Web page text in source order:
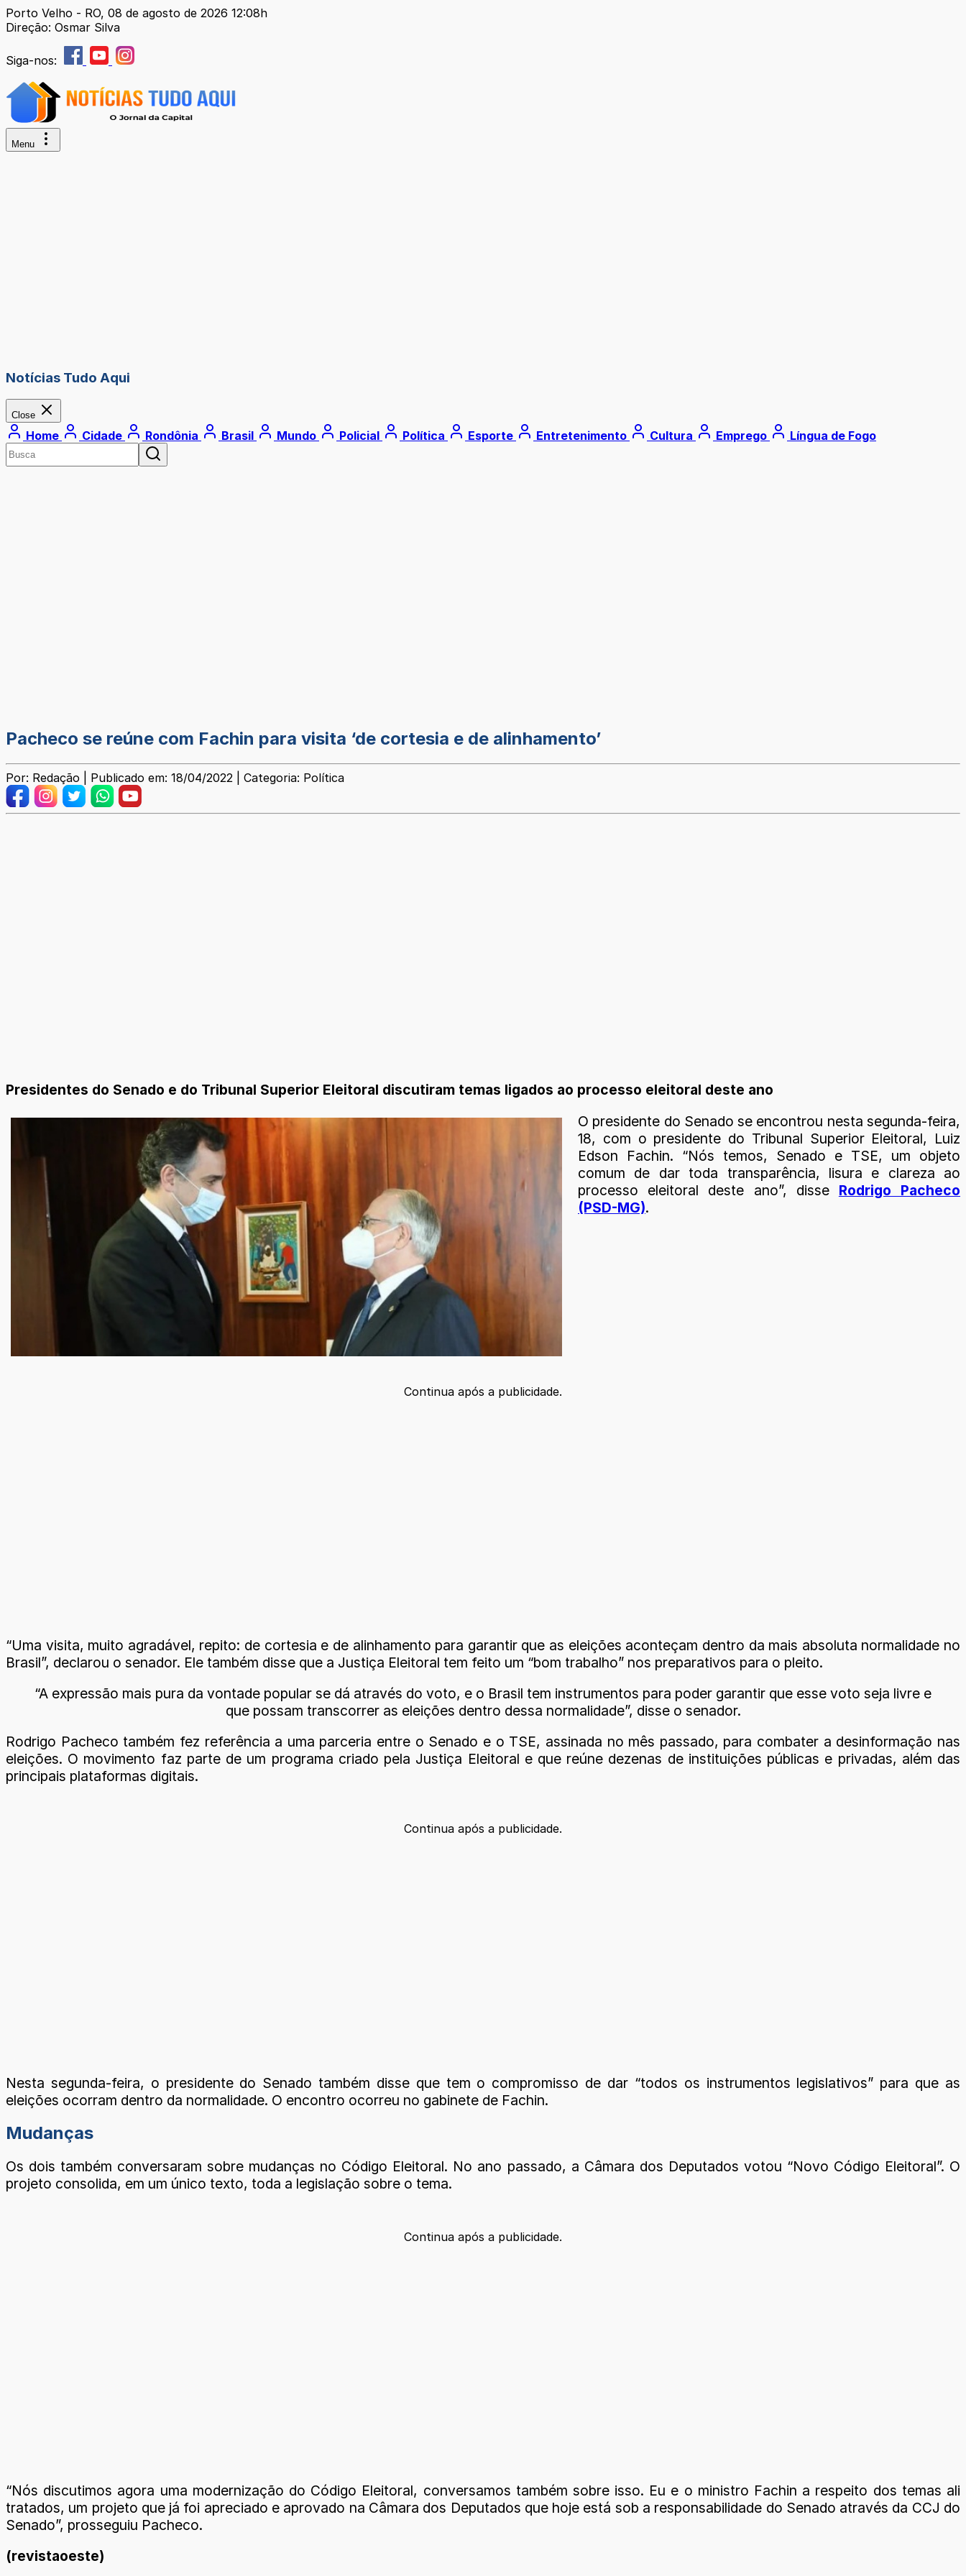
Porto Velho - RO, 08 de agosto de 2026 12:08h
Direção: Osmar Silva
Siga-nos:
Menu
Notícias Tudo Aqui
Close
Home Cidade Rondônia Brasil Mundo Policial Política Esporte Entretenimento Cultura Emprego Língua de Fogo
Pacheco se reúne com Fachin para visita ‘de cortesia e de alinhamento’
Por: Redação | Publicado em: 18/04/2022 | Categoria: Política
Presidentes do Senado e do Tribunal Superior Eleitoral discutiram temas ligados ao processo eleitoral deste ano
O presidente do Senado se encontrou nesta segunda-feira,
18, com o presidente do Tribunal Superior Eleitoral, Luiz
Edson Fachin. “Nós temos, Senado e TSE, um objeto
comum de dar toda transparência, lisura e clareza ao
processo eleitoral deste ano”, disse Rodrigo Pacheco
(PSD-MG).
Continua após a publicidade.
“Uma visita, muito agradável, repito: de cortesia e de alinhamento para garantir que as eleições aconteçam dentro da mais absoluta normalidade no
Brasil”, declarou o senador. Ele também disse que a Justiça Eleitoral tem feito um “bom trabalho” nos preparativos para o pleito.
“A expressão mais pura da vontade popular se dá através do voto, e o Brasil tem instrumentos para poder garantir que esse voto seja livre e
que possam transcorrer as eleições dentro dessa normalidade”, disse o senador.
Rodrigo Pacheco também fez referência a uma parceria entre o Senado e o TSE, assinada no mês passado, para combater a desinformação nas
eleições. O movimento faz parte de um programa criado pela Justiça Eleitoral e que reúne dezenas de instituições públicas e privadas, além das
principais plataformas digitais.
Continua após a publicidade.
Nesta segunda-feira, o presidente do Senado também disse que tem o compromisso de dar “todos os instrumentos legislativos” para que as
eleições ocorram dentro da normalidade. O encontro ocorreu no gabinete de Fachin.
Mudanças
Os dois também conversaram sobre mudanças no Código Eleitoral. No ano passado, a Câmara dos Deputados votou “Novo Código Eleitoral”. O
projeto consolida, em um único texto, toda a legislação sobre o tema.
Continua após a publicidade.
“Nós discutimos agora uma modernização do Código Eleitoral, conversamos também sobre isso. Eu e o ministro Fachin a respeito dos temas ali
tratados, um projeto que já foi apreciado e aprovado na Câmara dos Deputados que hoje está sob a responsabilidade do Senado através da CCJ do
Senado”, prosseguiu Pacheco.
(revistaoeste)